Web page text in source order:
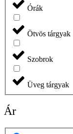
Órák
Ötvös tárgyak
Szobrok
Üveg tárgyak
Ár